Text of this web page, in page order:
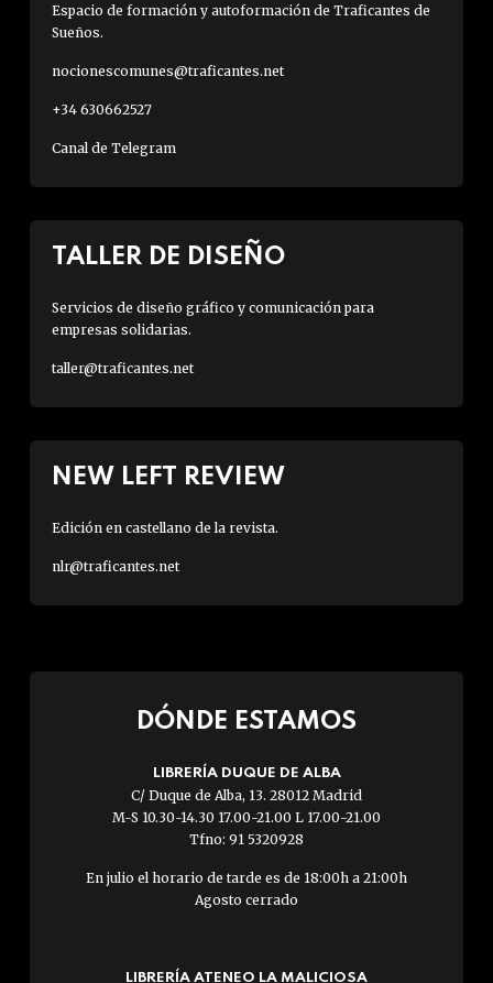
Espacio de formación y autoformación de Traficantes de
Sueños.
nocionescomunes@traficantes.net
+34 630662527
Canal de Telegram
TALLER DE DISEÑO
Servicios de diseño gráfico y comunicación para
empresas solidarias.
taller@traficantes.net
NEW LEFT REVIEW
Edición en castellano de la revista.
nlr@traficantes.net
DÓNDE ESTAMOS
LIBRERÍA DUQUE DE ALBA
C/ Duque de Alba, 13. 28012 Madrid
M-S 10.30-14.30 17.00-21.00 L 17.00-21.00
Tfno: 91 5320928
En julio el horario de tarde es de 18:00h a 21:00h
Agosto cerrado
LIBRERÍA ATENEO LA MALICIOSA